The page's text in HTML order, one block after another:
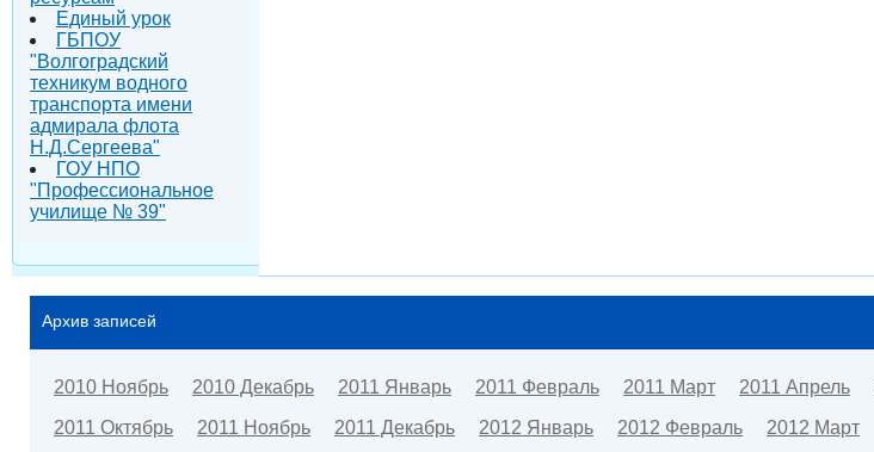
Единый урок
ГБПОУ
"Волгоградский
техникум водного
транспорта имени
адмирала флота
Н.Д.Сергеева"
ГОУ НПО
"Профессиональное
училище № 39"
Архив записей
2010 Ноябрь 2010 Декабрь 2011 Январь 2011 Февраль 2011 Март 2011 Апрель
2011 Октябрь
2011 Ноябрь 2011 Декабрь 2012 Январь 2012 Февраль 2012 Март